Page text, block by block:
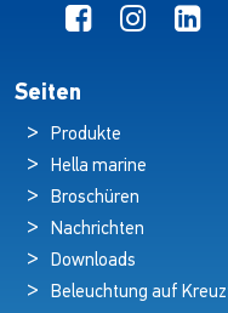
Seiten
Produkte
Hella marine
Broschüren
Nachrichten
Downloads
Beleuchtung auf